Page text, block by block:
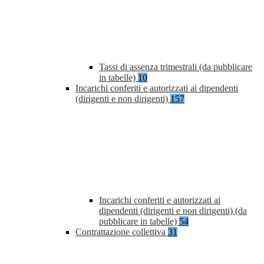
Tassi di assenza trimestrali (da pubblicare
in tabelle) 10
Incarichi conferiti e autorizzati ai dipendenti
(dirigenti e non dirigenti) 157
Incarichi conferiti e autorizzati ai
dipendenti (dirigenti e non dirigenti) (da
pubblicare in tabelle) 54
Contrattazione collettiva 31